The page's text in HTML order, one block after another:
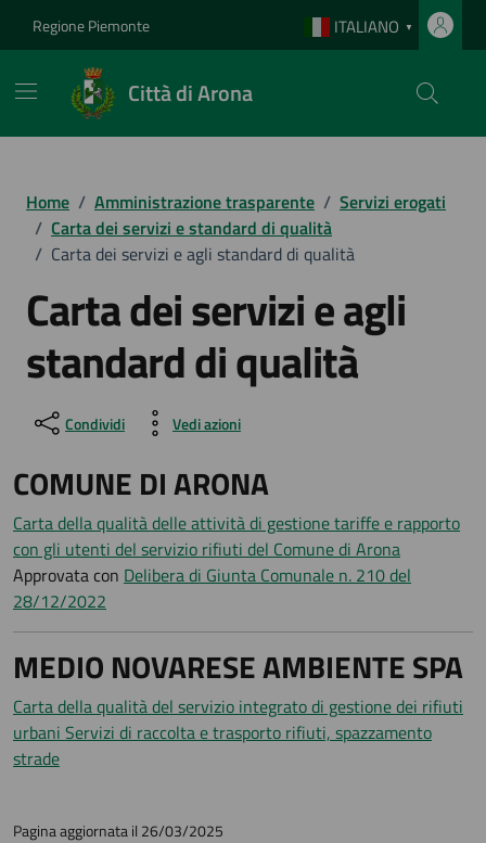
Regione Piemonte ITALIANO ▼
Città di Arona
Home / Amministrazione trasparente / Servizi erogati
/ Carta dei servizi e standard di qualità
/ Carta dei servizi e agli standard di qualità
Carta dei servizi e agli
standard di qualità
Condividi Vedi azioni
COMUNE DI ARONA
Carta della qualità delle attività di gestione tariffe e rapporto
con gli utenti del servizio rifiuti del Comune di Arona
Approvata con Delibera di Giunta Comunale n. 210 del
28/12/2022
MEDIO NOVARESE AMBIENTE SPA
Carta della qualità del servizio integrato di gestione dei rifiuti
urbani Servizi di raccolta e trasporto rifiuti, spazzamento
strade
Pagina aggiornata il 26/03/2025